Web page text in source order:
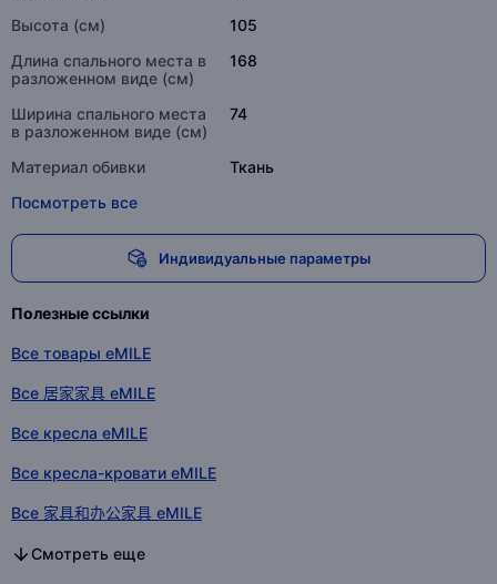
Высота (см)
105
Длина спального места в
разложенном виде (см)
168
Ширина спального места
в разложенном виде (см)
74
Материал обивки
Ткань
Посмотреть все
Индивидуальные параметры
Полезные ссылки
Все товары eMILE
Все 居家家具 eMILE
Все кресла eMILE
Все кресла-кровати eMILE
Все 家具和办公家具 eMILE
Все 居家家具 в категории
Все кресла в категории
Все кресла-кровати в категории
Все 家具和办公家具 в категории
Смотреть еще